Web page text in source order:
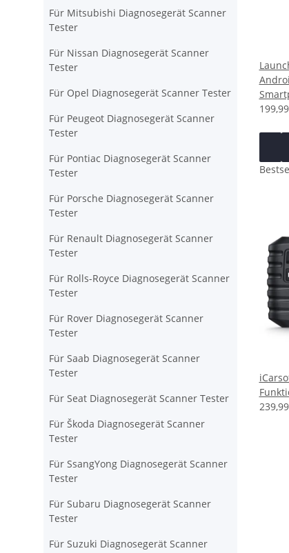
Für Mitsubishi Diagnosegerät Scanner
Tester
Für Nissan Diagnosegerät Scanner
Tester
Für Opel Diagnosegerät Scanner Tester
Für Peugeot Diagnosegerät Scanner
Tester
Für Pontiac Diagnosegerät Scanner
Tester
Für Porsche Diagnosegerät Scanner
Tester
Für Renault Diagnosegerät Scanner
Tester
Für Rolls-Royce Diagnosegerät Scanner
Tester
Für Rover Diagnosegerät Scanner
Tester
Für Saab Diagnosegerät Scanner
Tester
Für Seat Diagnosegerät Scanner Tester
Für Škoda Diagnosegerät Scanner
Tester
Für SsangYong Diagnosegerät Scanner
Tester
Für Subaru Diagnosegerät Scanner
Tester
Für Suzuki Diagnosegerät Scanner